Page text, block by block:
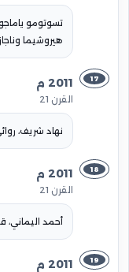
تسوتومو
هيروشيما
17 2011 م
القرن 21
نهاد شريف،
18 2011 م
القرن 21
أحمد اليماني،
19 2011 م